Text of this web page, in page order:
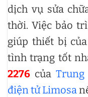
dịch vụ sửa
thời. Việc bảo
giúp thiết bị
tình trạng tốt
2276 của
điện tử Limosa